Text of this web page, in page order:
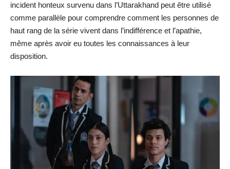
incident honteux survenu dans l’Uttarakhand peut être utilisé
comme parallèle pour comprendre comment les personnes de
haut rang de la série vivent dans l’indifférence et l’apathie,
même après avoir eu toutes les connaissances à leur
disposition.